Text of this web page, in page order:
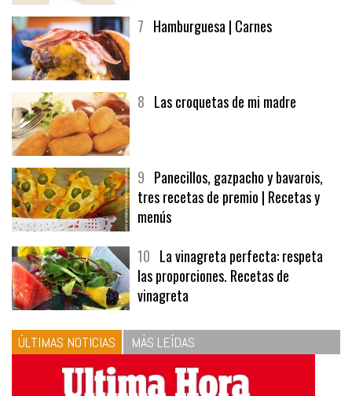
7 Hamburguesa | Carnes
8 Las croquetas de mi madre
9 Panecillos, gazpacho y bavarois,
tres recetas de premio | Recetas y
menús
10 La vinagreta perfecta: respeta
las proporciones. Recetas de
vinagreta
ÚLTIMAS NOTICIAS MÁS LEÍDAS